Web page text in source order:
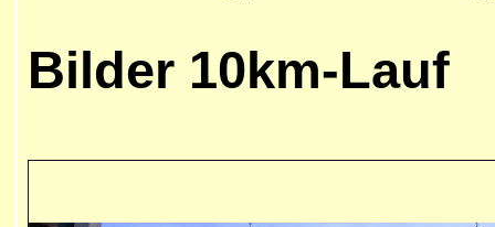
Bilder 10km-Lauf